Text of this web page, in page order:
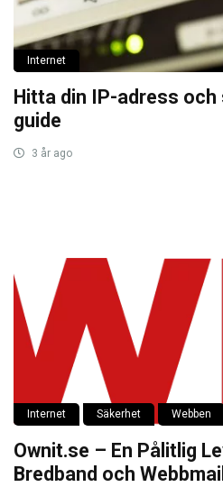
Internet
Hitta din IP-adress och
guide
3 år ago
Internet Säkerhet Webben
Ownit.se – En Pålitlig
Bredband och Webbmail